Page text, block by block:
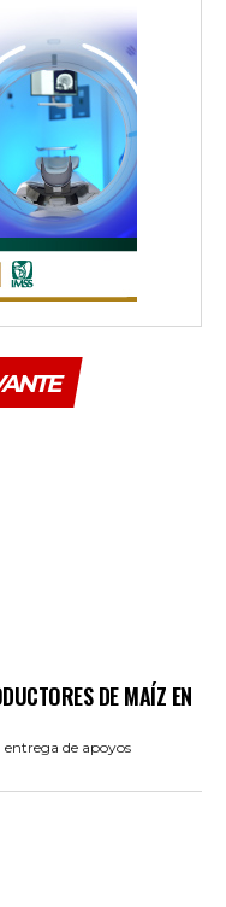
DE MAÍZ EN
entrega de apoyos